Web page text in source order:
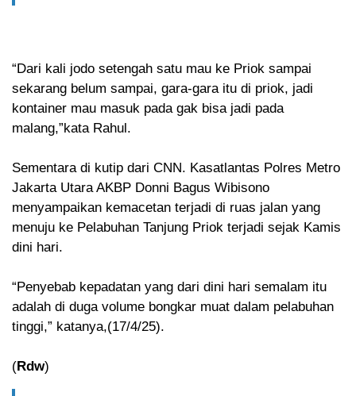
“Dari kali jodo setengah satu mau ke Priok sampai
sekarang belum sampai, gara-gara itu di priok, jadi
kontainer mau masuk pada gak bisa jadi pada
malang,”kata Rahul.
Sementara di kutip dari CNN. Kasatlantas Polres Metro
Jakarta Utara AKBP Donni Bagus Wibisono
menyampaikan kemacetan terjadi di ruas jalan yang
menuju ke Pelabuhan Tanjung Priok terjadi sejak Kamis
dini hari.
“Penyebab kepadatan yang dari dini hari semalam itu
adalah di duga volume bongkar muat dalam pelabuhan
tinggi,” katanya,(17/4/25).
(Rdw)